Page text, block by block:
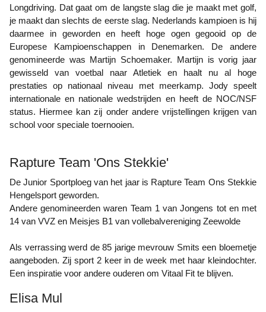
Longdriving. Dat gaat om de langste slag die je maakt met golf,
je maakt dan slechts de eerste slag. Nederlands kampioen is hij
daarmee in geworden en heeft hoge ogen gegooid op de
Europese Kampioenschappen in Denemarken. De andere
genomineerde was Martijn Schoemaker. Martijn is vorig jaar
gewisseld van voetbal naar Atletiek en haalt nu al hoge
prestaties op nationaal niveau met meerkamp. Jody speelt
internationale en nationale wedstrijden en heeft de NOC/NSF
status. Hiermee kan zij onder andere vrijstellingen krijgen van
school voor speciale toernooien.
Rapture Team 'Ons Stekkie'
De Junior Sportploeg van het jaar is Rapture Team Ons Stekkie
Hengelsport geworden.
Andere genomineerden waren Team 1 van Jongens tot en met
14 van VVZ en Meisjes B1 van vollebalvereniging Zeewolde
Als verrassing werd de 85 jarige mevrouw Smits een bloemetje
aangeboden. Zij sport 2 keer in de week met haar kleindochter.
Een inspiratie voor andere ouderen om Vitaal Fit te blijven.
Elisa Mul